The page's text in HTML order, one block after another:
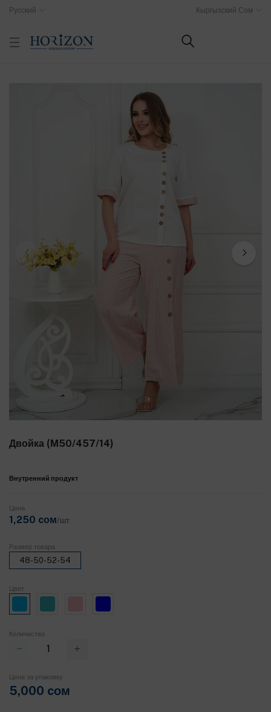
Русский Кыргызский Сом
Двойка (M50/457/14)
Внутренний продукт
Цена
1,250 cом/шт
Размер товара
48-50-52-54
Цвет
Количество
Цена за упаковку
5,000 cом